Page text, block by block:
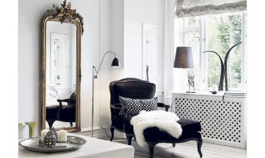
WHITE